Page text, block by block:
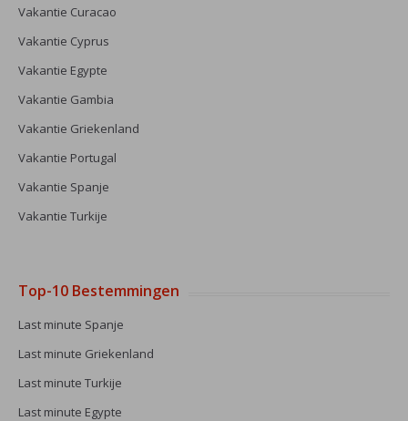
Vakantie Curacao
Vakantie Cyprus
Vakantie Egypte
Vakantie Gambia
Vakantie Griekenland
Vakantie Portugal
Vakantie Spanje
Vakantie Turkije
Top-10 Bestemmingen
Last minute Spanje
Last minute Griekenland
Last minute Turkije
Last minute Egypte